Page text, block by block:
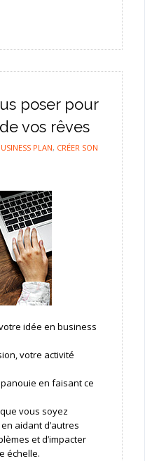
poser pour
vos rêves
PLAN, CRÉER SON
idée en business
votre activité
en faisant ce
vous soyez
aidant d’autres
et d’impacter
échelle.